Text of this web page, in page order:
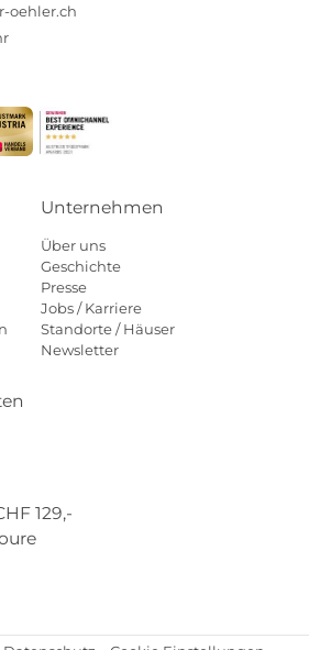
oehler.ch
Unternehmen
Über uns
Geschichte
Presse
Jobs / Karriere
Standorte / Häuser
Newsletter
129,-